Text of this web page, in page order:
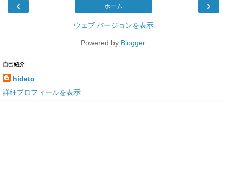
‹ ›
ホーム
ウェブ バージョンを表示
Powered by Blogger.
自己紹介
hideto
詳細プロフィールを表示